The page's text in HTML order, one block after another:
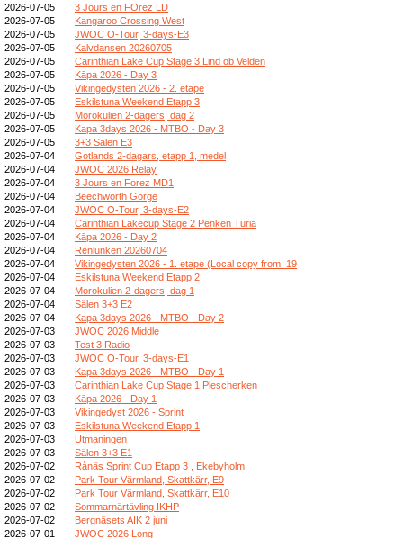
2026-07-05
3 Jours en FOrez LD
2026-07-05
Kangaroo Crossing West
2026-07-05
JWOC O-Tour, 3-days-E3
2026-07-05
Kalvdansen 20260705
2026-07-05
Carinthian Lake Cup Stage 3 Lind ob Velden
2026-07-05
Kāpa 2026 - Day 3
2026-07-05
Vikingedysten 2026 - 2. etape
2026-07-05
Eskilstuna Weekend Etapp 3
2026-07-05
Morokulien 2-dagers, dag 2
2026-07-05
Kapa 3days 2026 - MTBO - Day 3
2026-07-05
3+3 Sälen E3
2026-07-04
Gotlands 2-dagars, etapp 1, medel
2026-07-04
JWOC 2026 Relay
2026-07-04
3 Jours en Forez MD1
2026-07-04
Beechworth Gorge
2026-07-04
JWOC O-Tour, 3-days-E2
2026-07-04
Carinthian Lakecup Stage 2 Penken Turia
2026-07-04
Kāpa 2026 - Day 2
2026-07-04
Renlunken 20260704
2026-07-04
Vikingedysten 2026 - 1. etape (Local copy from: 19
2026-07-04
Eskilstuna Weekend Etapp 2
2026-07-04
Morokulien 2-dagers, dag 1
2026-07-04
Sälen 3+3 E2
2026-07-04
Kapa 3days 2026 - MTBO - Day 2
2026-07-03
JWOC 2026 Middle
2026-07-03
Test 3 Radio
2026-07-03
JWOC O-Tour, 3-days-E1
2026-07-03
Kapa 3days 2026 - MTBO - Day 1
2026-07-03
Carinthian Lake Cup Stage 1 Plescherken
2026-07-03
Kāpa 2026 - Day 1
2026-07-03
Vikingedyst 2026 - Sprint
2026-07-03
Eskilstuna Weekend Etapp 1
2026-07-03
Utmaningen
2026-07-03
Sälen 3+3 E1
2026-07-02
Rånäs Sprint Cup Etapp 3 , Ekebyholm
2026-07-02
Park Tour Värmland, Skattkärr, E9
2026-07-02
Park Tour Värmland, Skattkärr, E10
2026-07-02
Sommarnärtävling IKHP
2026-07-02
Bergnäsets AIK 2 juni
2026-07-01
JWOC 2026 Long